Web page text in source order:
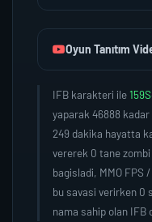
Oyun Tanıtım
IFB karakteri ile
yaparak 46888
249 dakika hayatta
vererek 0 tane
bagisladi, MMO FPS
bu savasi verirken 0
nama sahip olan